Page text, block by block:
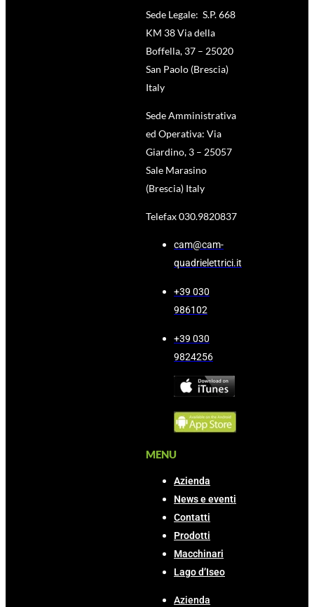
Sede Legale: S.P. 668
KM 38 Via della
Boffella, 37 – 25020
San Paolo (Brescia)
Italy
Sede Amministrativa
ed Operativa: Via
Giardino, 3 – 25057
Sale Marasino
(Brescia) Italy
Telefax 030.9820837
cam@cam-
quadrielettrici.it
+39 030
986102
+39 030
9824256
MENU
Azienda
News e eventi
Contatti
Prodotti
Macchinari
Lago d’Iseo
Azienda